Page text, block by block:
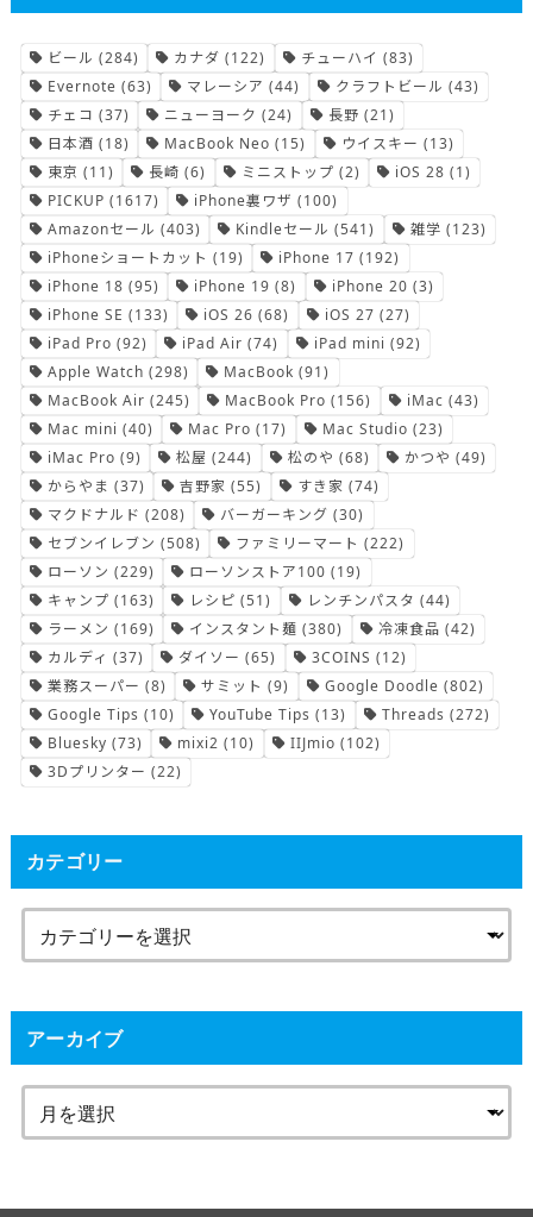
ビール (284) カナダ (122) チューハイ (83)
Evernote (63) マレーシア (44) クラフトビール (43)
チェコ (37) ニューヨーク (24) 長野 (21)
日本酒 (18) MacBook Neo (15) ウイスキー (13)
東京 (11) 長崎 (6) ミニストップ (2) iOS 28 (1)
PICKUP (1617) iPhone裏ワザ (100)
Amazonセール (403) Kindleセール (541) 雑学 (123)
iPhoneショートカット (19) iPhone 17 (192)
iPhone 18 (95) iPhone 19 (8) iPhone 20 (3)
iPhone SE (133) iOS 26 (68) iOS 27 (27)
iPad Pro (92) iPad Air (74) iPad mini (92)
Apple Watch (298) MacBook (91)
MacBook Air (245) MacBook Pro (156) iMac (43)
Mac mini (40) Mac Pro (17) Mac Studio (23)
iMac Pro (9) 松屋 (244) 松のや (68) かつや (49)
からやま (37) 吉野家 (55) すき家 (74)
マクドナルド (208) バーガーキング (30)
セブンイレブン (508) ファミリーマート (222)
ローソン (229) ローソンストア100 (19)
キャンプ (163) レシピ (51) レンチンパスタ (44)
ラーメン (169) インスタント麺 (380) 冷凍食品 (42)
カルディ (37) ダイソー (65) 3COINS (12)
業務スーパー (8) サミット (9) Google Doodle (802)
Google Tips (10) YouTube Tips (13) Threads (272)
Bluesky (73) mixi2 (10) IIJmio (102)
3Dプリンター (22)
カテゴリー
アーカイブ